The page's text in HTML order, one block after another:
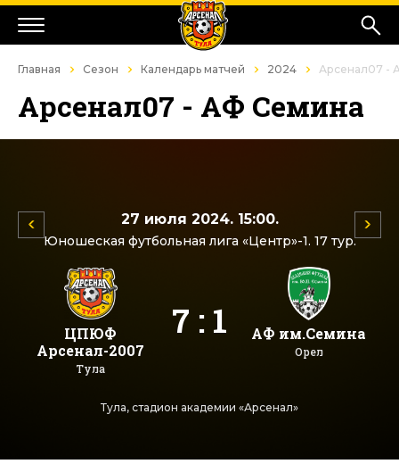
Главная Сезон Календарь матчей 2024 Арсенал07 -
Арсенал07 - АФ Семина
27 июля 2024. 15:00.
Юношеская футбольная лига «Центр»-1. 17 тур.
ЦПЮФ
Арсенал-2007
Тула
7 : 1 АФ им.Семина
Орел
Тула, стадион академии «Арсенал»